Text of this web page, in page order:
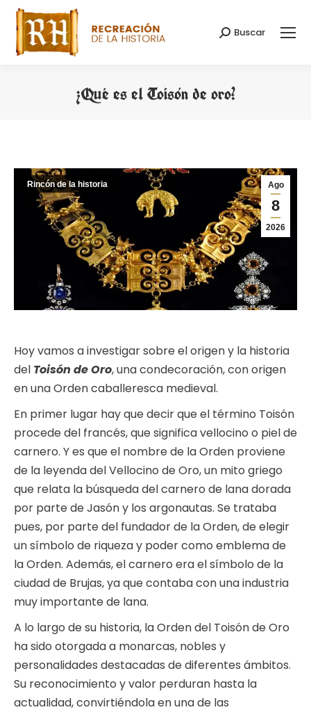
Buscar:
Buscar
¿Qué es el Toisón de oro?
Ago
8
2026
Rincón de la historia
Hoy vamos a investigar sobre el origen y la historia
del Toisón de Oro, una condecoración, con origen
en una Orden caballeresca medieval.
En primer lugar hay que decir que el término Toisón
procede del francés, que significa vellocino o piel de
carnero. Y es que el nombre de la Orden proviene
de la leyenda del Vellocino de Oro, un mito griego
que relata la búsqueda del carnero de lana dorada
por parte de Jasón y los argonautas. Se trataba
pues, por parte del fundador de la Orden, de elegir
un símbolo de riqueza y poder como emblema de
la Orden. Además, el carnero era el símbolo de la
ciudad de Brujas, ya que contaba con una industria
muy importante de lana.
A lo largo de su historia, la Orden del Toisón de Oro
ha sido otorgada a monarcas, nobles y
personalidades destacadas de diferentes ámbitos.
Su reconocimiento y valor perduran hasta la
actualidad, convirtiéndola en una de las